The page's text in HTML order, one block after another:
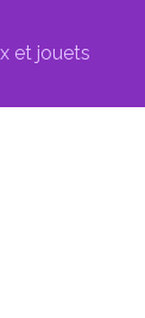
et jouets